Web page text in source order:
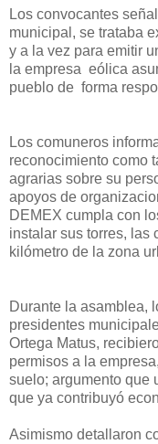
Los convocantes
municipal, se trataba
y a la vez para emitir
la empresa eólica
pueblo de forma
Los comuneros
reconocimiento como
agrarias sobre su
apoyos de
DEMEX cumpla con
instalar sus torres, las
kilómetro de la zona
Durante la asamblea,
presidentes
Ortega Matus,
permisos a la
suelo; argumento que
que ya contribuyó
Asimismo detallaron